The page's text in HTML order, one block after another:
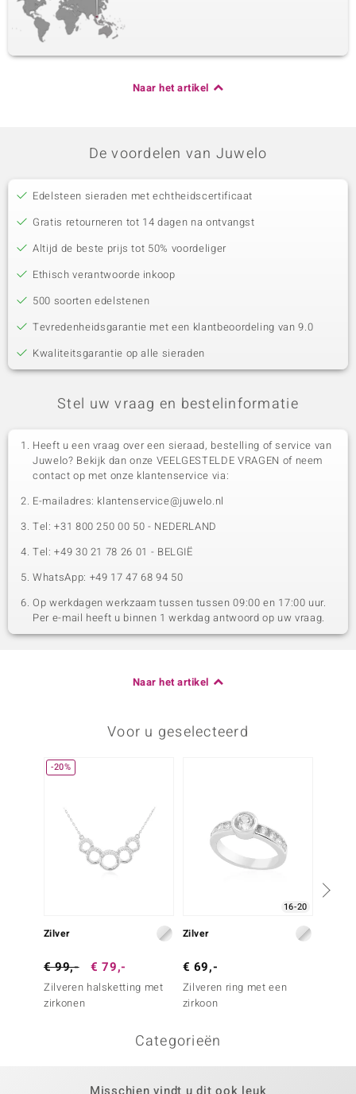
Naar het artikel
De voordelen van Juwelo
Edelsteen sieraden met echtheidscertificaat
Gratis retourneren tot 14 dagen na ontvangst
Altijd de beste prijs tot 50% voordeliger
Ethisch verantwoorde inkoop
500 soorten edelstenen
Tevredenheidsgarantie met een klantbeoordeling van 9.0
Kwaliteitsgarantie op alle sieraden
Stel uw vraag en bestelinformatie
Heeft u een vraag over een sieraad, bestelling of service van
Juwelo? Bekijk dan onze VEELGESTELDE VRAGEN of neem
contact op met onze klantenservice via:
E-mailadres: klantenservice@juwelo.nl
Tel: +31 800 250 00 50 - NEDERLAND
Tel: +49 30 21 78 26 01 - BELGIË
WhatsApp: +49 17 47 68 94 50
Op werkdagen werkzaam tussen tussen 09:00 en 17:00 uur.
Per e-mail heeft u binnen 1 werkdag antwoord op uw vraag.
Naar het artikel
Voor u geselecteerd
-20%
Zilver
€ 99,- € 79,-
Zilveren halsketting met
zirkonen
16-20
Zilver
€ 69,-
Zilveren ring met een
zirkoon
Categorieën